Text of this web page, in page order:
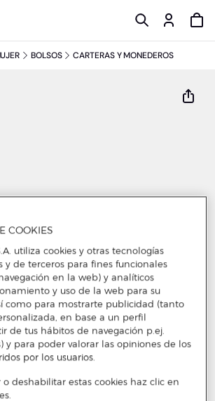
BOLSOS CARTERAS Y MONEDEROS
COOKIES
utiliza cookies y otras tecnologías
y de terceros para fines funcionales
en la web) y analíticos
y uso de la web para su
como para mostrarte publicidad (tanto
en base a un perfil
de tus hábitos de navegación p.ej.
y para poder valorar las opiniones de los
por los usuarios.
deshabilitar estas cookies haz clic en